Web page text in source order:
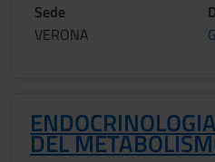
Sede
VERONA
DEL